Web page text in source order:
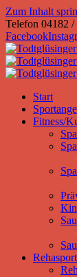
Zum Inhalt
Telefon 04182 /
Facebook
Start
Fitness/
Rehasport